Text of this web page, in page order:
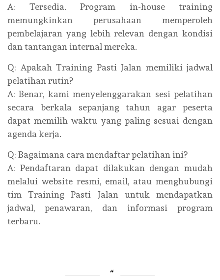
A: Tersedia. Program in-house training
memungkinkan perusahaan memperoleh
pembelajaran yang lebih relevan dengan kondisi
dan tantangan internal mereka.
Q: Apakah Training Pasti Jalan memiliki jadwal
pelatihan rutin?
A: Benar, kami menyelenggarakan sesi pelatihan
secara berkala sepanjang tahun agar peserta
dapat memilih waktu yang paling sesuai dengan
agenda kerja.
Q: Bagaimana cara mendaftar pelatihan ini?
A: Pendaftaran dapat dilakukan dengan mudah
melalui website resmi, email, atau menghubungi
tim Training Pasti Jalan untuk mendapatkan
jadwal, penawaran, dan informasi program
terbaru.